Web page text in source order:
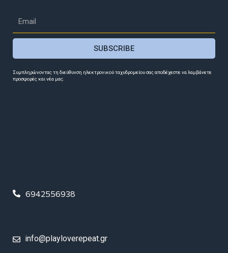
SUBSCRIBE
Συμπληρώνοντας τη διεύθυνση ηλεκτρονικού ταχυδρομείου σας αποδέχεστε να λαμβάνετε
προσφορές και νέα μας.
6942556938
info@playloverepeat.gr